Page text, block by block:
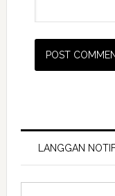
Primary
Sidebar
LANGGAN